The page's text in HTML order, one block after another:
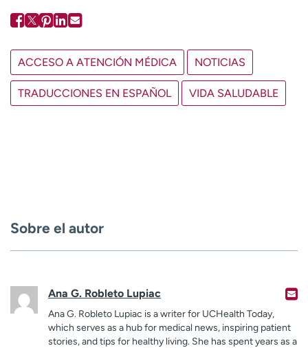
ACCESO A ATENCIÓN MÉDICA NOTICIAS
TRADUCCIONES EN ESPAÑOL VIDA SALUDABLE
Sobre el autor
Ana G. Robleto Lupiac
Ana G. Robleto Lupiac is a writer for UCHealth Today,
which serves as a hub for medical news, inspiring patient
stories, and tips for healthy living. She has spent years as a